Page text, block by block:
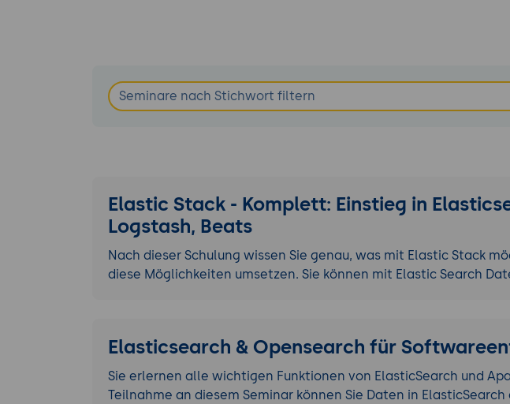
Elastic Stack - Komplett: Einstieg in
Logstash, Beats
Nach dieser Schulung wissen Sie genau, was mit Elastic Stack
diese Möglichkeiten umsetzen. Sie können mit Elastic Search
Elasticsearch & Opensearch für
Sie erlernen alle wichtigen Funktionen von ElasticSearch und
Teilnahme an diesem Seminar können Sie Daten in